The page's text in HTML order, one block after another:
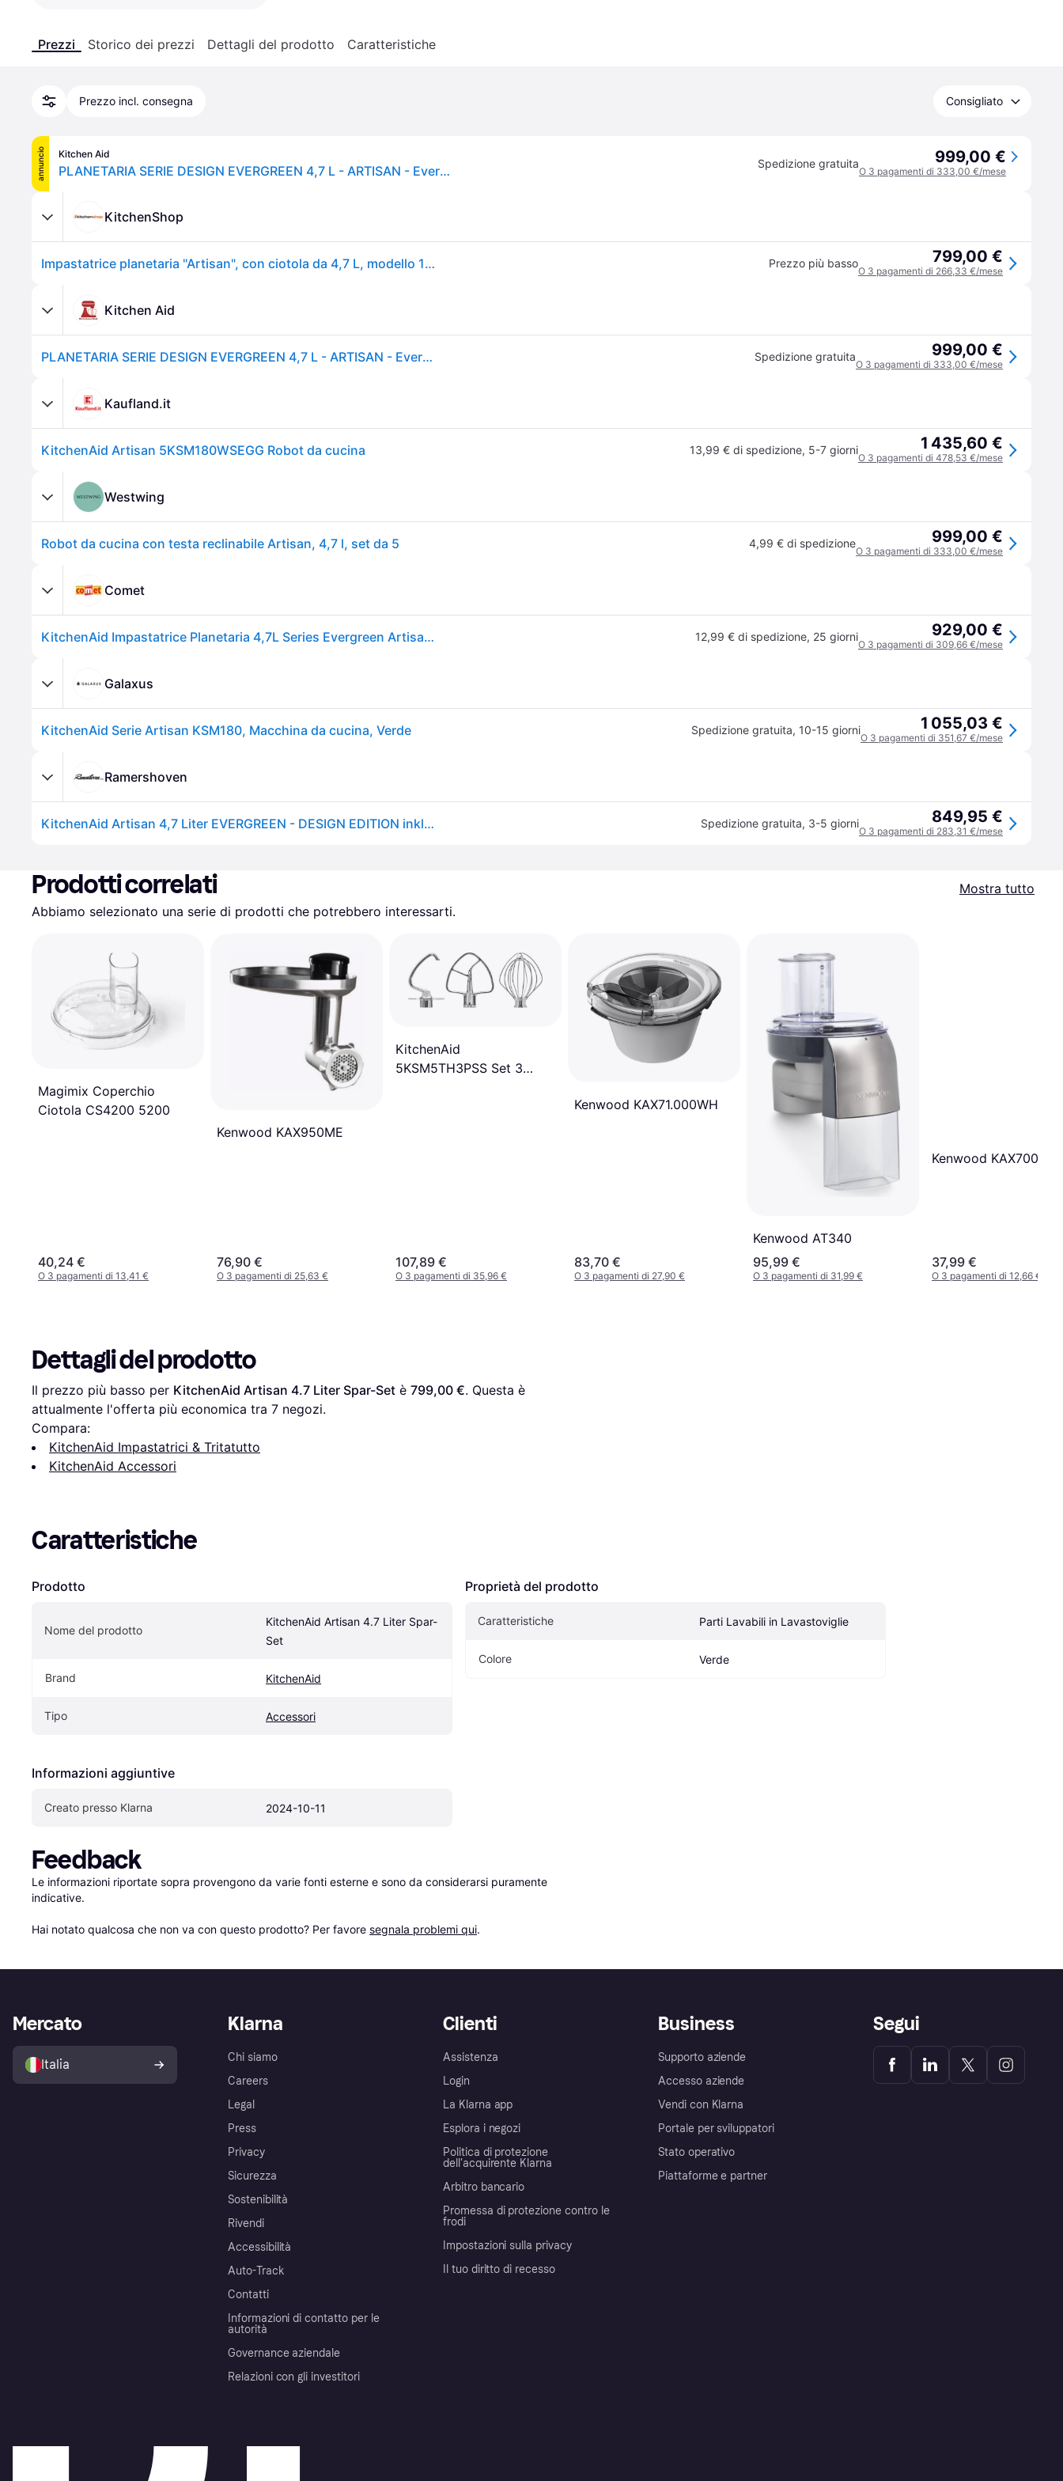
Prezzi Storico dei prezzi Dettagli del prodotto Caratteristiche
Prezzo incl. consegna Consigliato
annuncio Kitchen Aid
PLANETARIA SERIE DESIGN EVERGREEN 4,7 L - ARTISAN - Evergreen Spedizione gratuita 999,00 €
O 3 pagamenti di 333,00 €/mese
KitchenShop
Impastatrice planetaria "Artisan", con ciotola da 4,7 L, modello 180, Prezzo più basso 799,00 €
O 3 pagamenti di 266,33 €/mese
Kitchen Aid
PLANETARIA SERIE DESIGN EVERGREEN 4,7 L - ARTISAN - Evergreen Spedizione gratuita 999,00 €
O 3 pagamenti di 333,00 €/mese
Kaufland.it
KitchenAid Artisan 5KSM180WSEGG Robot da cucina 13,99 € di spedizione, 5-7 giorni 1 435,60 €
O 3 pagamenti di 478,53 €/mese
Westwing
Robot da cucina con testa reclinabile Artisan, 4,7 l, set da 5 4,99 € di spedizione 999,00 €
O 3 pagamenti di 333,00 €/mese
Comet
KitchenAid Impastatrice Planetaria 4,7L Series Evergreen Artisan 5ksm180wseeg Verde 12,99 € di spedizione, 25 giorni 929,00 €
O 3 pagamenti di 309,66 €/mese
Galaxus
KitchenAid Serie Artisan KSM180, Macchina da cucina, Verde Spedizione gratuita, 10-15 giorni 1 055,03 €
O 3 pagamenti di 351,67 €/mese
Ramershoven
KitchenAid Artisan 4,7 Liter EVERGREEN - DESIGN EDITION inkl.... Spedizione gratuita, 3-5 giorni 849,95 €
O 3 pagamenti di 283,31 €/mese
Prodotti correlati
Mostra tutto
Abbiamo selezionato una serie di prodotti che potrebbero interessarti.
Magimix Coperchio
Ciotola CS4200 5200
40,24 €
O 3 pagamenti di 13,41 €
Kenwood KAX950ME
76,90 €
O 3 pagamenti di 25,63 €
KitchenAid
5KSM5TH3PSS Set 3
107,89 €
O 3 pagamenti di 35,96 €
Kenwood KAX71.000WH
83,70 €
O 3 pagamenti di 27,90 €
Kenwood AT340
95,99 €
O 3 pagamenti di 31,99 €
Kenwood KAX700PL
37,99 €
O 3 pagamenti di 12,66 €
Dettagli del prodotto
Il prezzo più basso per KitchenAid Artisan 4.7 Liter Spar-Set è 799,00 €. Questa è
attualmente l'offerta più economica tra 7 negozi.
Compara:
KitchenAid Impastatrici & Tritatutto
KitchenAid Accessori
Caratteristiche
Prodotto
Nome del prodotto
KitchenAid Artisan 4.7 Liter Spar-
Set
Brand KitchenAid
Tipo Accessori
Informazioni aggiuntive
Creato presso Klarna 2024-10-11
Proprietà del prodotto
Caratteristiche Parti Lavabili in Lavastoviglie
Colore Verde
Feedback
Le informazioni riportate sopra provengono da varie fonti esterne e sono da considerarsi puramente
indicative.
Hai notato qualcosa che non va con questo prodotto? Per favore segnala problemi qui.
Klarna
Chi siamo
Careers
Legal
Press
Privacy
Sicurezza
Sostenibilità
Rivendi
Accessibilità
Auto-Track
Contatti
Informazioni di contatto per le
autorità
Governance aziendale
Relazioni con gli investitori
Clienti
Assistenza
Login
La Klarna app
Esplora i negozi
Politica di protezione
dell'acquirente Klarna
Arbitro bancario
Promessa di protezione contro le
frodi
Impostazioni sulla privacy
Il tuo diritto di recesso
Business
Supporto aziende
Accesso aziende
Vendi con Klarna
Portale per sviluppatori
Stato operativo
Piattaforme e partner
Mercato
Italia
Segui